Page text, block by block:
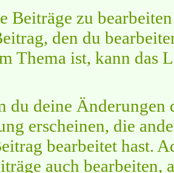
Beiträge zu
den du
Thema ist, kann das
du deine Änderungen
erscheinen, die
bearbeitet hast.
auch bearbeiten,